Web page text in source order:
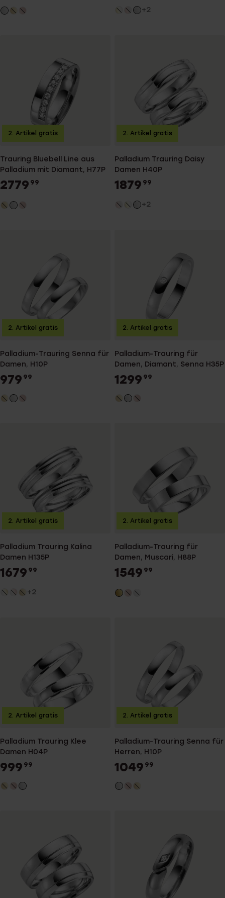
+2
Trauring Bluebell Line aus
Palladium mit Diamant, H77P
2779 99
2. Artikel gratis
Palladium Trauring Daisy
Damen H40P
1879 99
+2
2. Artikel gratis
Palladium-Trauring Senna für
Damen, H10P
979 99
2. Artikel gratis
Palladium-Trauring für
Damen, Diamant, Senna H35P
1299 99
2. Artikel gratis
Palladium Trauring Kalina
Damen H135P
1679 99
+2
2. Artikel gratis
Palladium-Trauring für
Damen, Muscari, H88P
1549 99
2. Artikel gratis
Palladium Trauring Klee
Damen H04P
999 99
2. Artikel gratis
Palladium-Trauring Senna für
Herren, H10P
1049 99
2. Artikel gratis